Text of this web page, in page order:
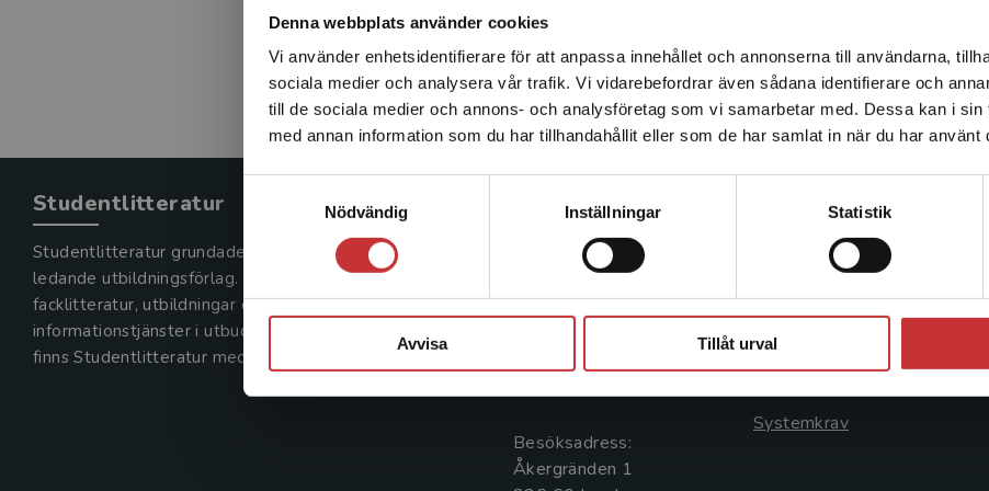
Denna webbplats använder cookies
Vi använder enhetsidentifierare för att anpassa innehållet och annonserna till användarna,
sociala medier och analysera vår trafik. Vi vidarebefordrar även sådana identifierare och
till de sociala medier och annons- och analysföretag som vi samarbetar med. Dessa kan i
med annan information som du har tillhandahållit eller som de har samlat in när du har använt
Nödvändig
Inställningar Statistik
Avvisa Tillåt urval
Det verkar som att du besöker studentlitteratur.se via en
enhet utanför Sverige. Vi erbjuder inte leveranser utanför
Sverige. För att kunna slutföra ett köp måste
leveransadressen vara i Sverige.Läs mer
Studentlitteratur
Studentlitteratur grundades 1963 och är idag Sveriges
ledande utbildningsförlag. Med läromedel, kurslitteratur,
facklitteratur, utbildningar och digitala
informationstjänster i utbudet,
finns Studentlitteratur med längs hela kunskapsresan.
Kontakta oss
Kontakta oss
046-31 20 00
Box 141
221 00 Lund
Besöksadress:
Åkergränden 1
Kundservice
Kontakta kundservice
046-31 21 00
Frågor och svar
Systemkrav